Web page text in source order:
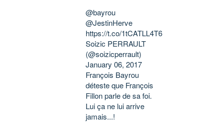
@bayrou
@JestinHerve
https://t.co/1tCATLL4T6
Soizic PERRAULT
(@soizicperrault)
January 06, 2017
François Bayrou
déteste que François
Fillon parle de sa foi.
Lui ça ne lui arrive
jamais...!